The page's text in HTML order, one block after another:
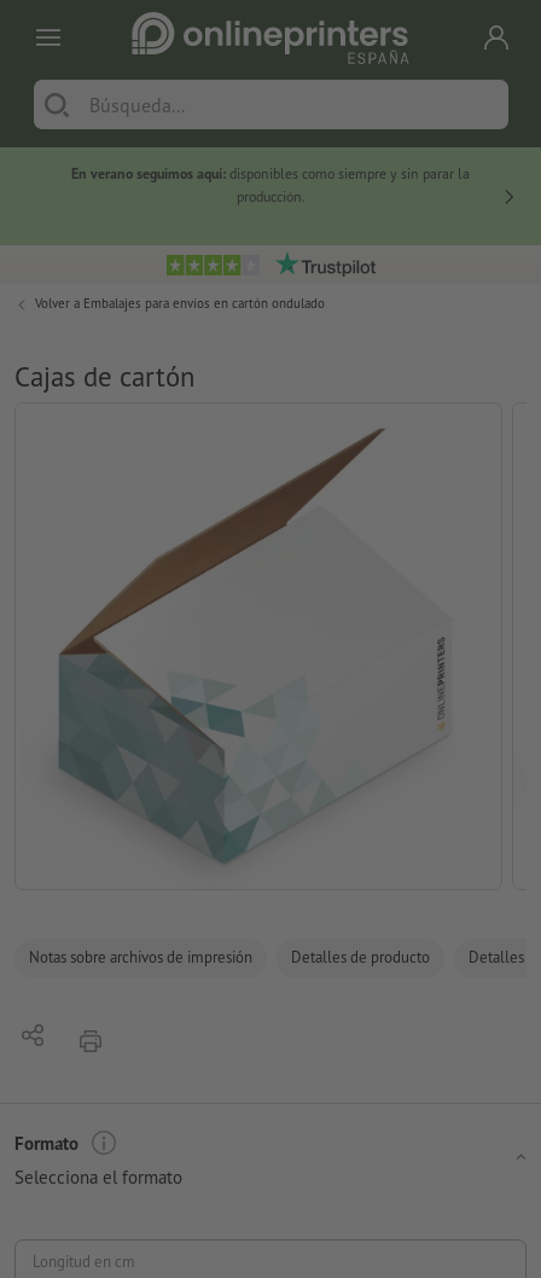
En verano seguimos aquí: disponibles como siempre y sin parar la
producción.
Volver a Embalajes para envíos en cartón ondulado
Cajas de cartón
Notas sobre archivos de impresión Detalles de producto Detalles
Compartirimprimir
Formato
Selecciona el formato
Longitud en cm